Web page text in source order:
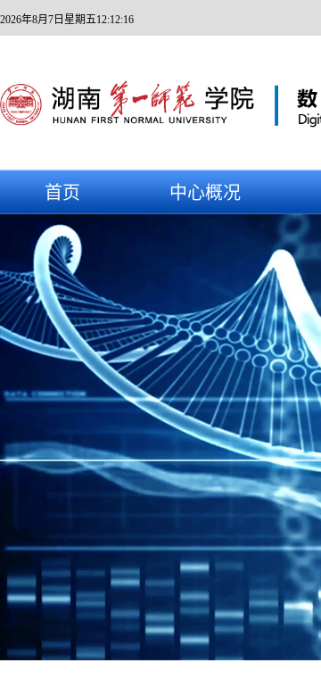
2026年8月7日星期五12:12:17
首页 中心概况